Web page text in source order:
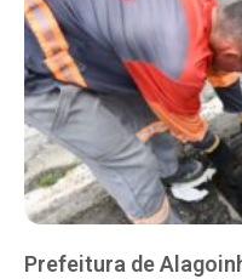
Prefeitura de